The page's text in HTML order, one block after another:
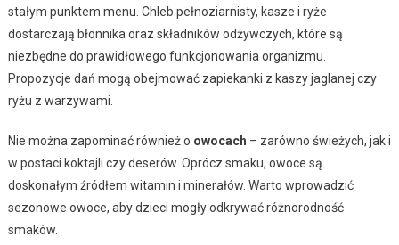
stałym punktem menu. Chleb pełnoziarnisty, kasze i ryże
dostarczają błonnika oraz składników odżywczych, które są
niezbędne do prawidłowego funkcjonowania organizmu.
Propozycje dań mogą obejmować zapiekanki z kaszy jaglanej czy
ryżu z warzywami.
Nie można zapominać również o owocach – zarówno świeżych, jak i
w postaci koktajli czy deserów. Oprócz smaku, owoce są
doskonałym źródłem witamin i minerałów. Warto wprowadzić
sezonowe owoce, aby dzieci mogły odkrywać różnorodność
smaków.